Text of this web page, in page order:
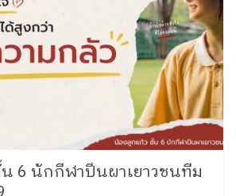
น 6 นักกีฬาปีนผาเยาวชนทีม